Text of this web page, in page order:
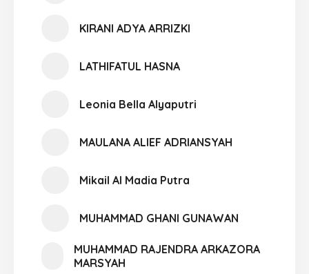
KIRANI ADYA ARRIZKI
LATHIFATUL HASNA
Leonia Bella Alyaputri
MAULANA ALIEF ADRIANSYAH
Mikail Al Madia Putra
MUHAMMAD GHANI GUNAWAN
MUHAMMAD RAJENDRA ARKAZORA
MARSYAH